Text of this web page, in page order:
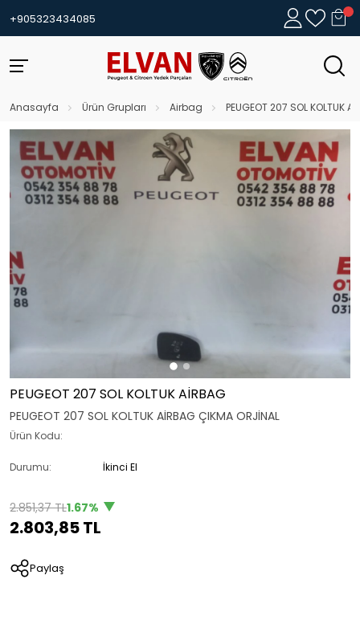
+905323434085
Anasayfa Ürün Grupları Airbag PEUGEOT 207 SOL KOLTUK
PEUGEOT 207 SOL KOLTUK AİRBAG
PEUGEOT 207 SOL KOLTUK AİRBAG ÇIKMA ORJİNAL
Ürün Kodu:
Durumu: İkinci El
2.851,37 TL1.67%
2.803,85 TL
Paylaş